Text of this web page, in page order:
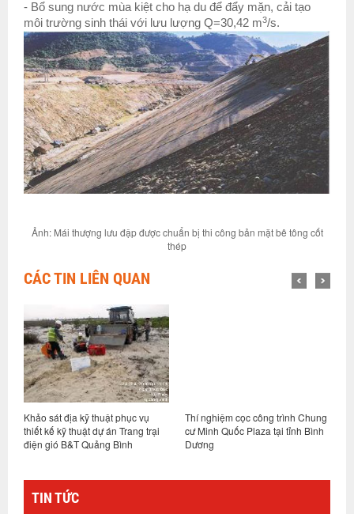
- Bổ sung nước mùa kiệt cho hạ du để đẩy mặn, cải tạo
môi trường sinh thái với lưu lượng Q=30,42 m3/s.
Ảnh: Mái thượng lưu đập được chuẩn bị thi công bản mặt bê tông cốt
thép
CÁC TIN LIÊN QUAN
trại
Thí nghiệm cọc công trình Chung
cư Minh Quốc Plaza tại tỉnh Bình
Dương
Thí nghiệm nén tĩnh cọc dự án
Metro Star tại Hồ Chí Minh
TIN TỨC